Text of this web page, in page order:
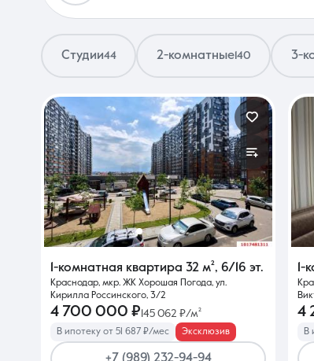
Недвижимость
О компании
Студии44 2-комнатные140 3-
1-комнатная квартира 32 м², 6/16 эт.
Краснодар, мкр. ЖК Хорошая Погода, ул.
Кирилла Россинского, 3/2
4 700 000 ₽ 145 062 ₽/м²
В ипотеку от 51 687 ₽/мес Эксклюзив
1-
4
В